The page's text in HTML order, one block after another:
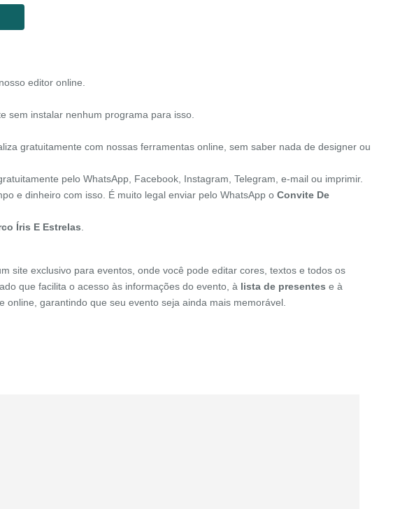
editor online.
sem instalar nenhum programa para isso.
gratuitamente com nossas ferramentas online, sem saber nada de designer ou
pelo WhatsApp, Facebook, Instagram, Telegram, e-mail ou imprimir.
e dinheiro com isso. É muito legal enviar pelo WhatsApp o Convite De
Íris E Estrelas
site exclusivo para eventos, onde você pode editar cores, textos e todos os
que facilita o acesso às informações do evento, à lista de presentes e à
online, garantindo que seu evento seja ainda mais memorável.